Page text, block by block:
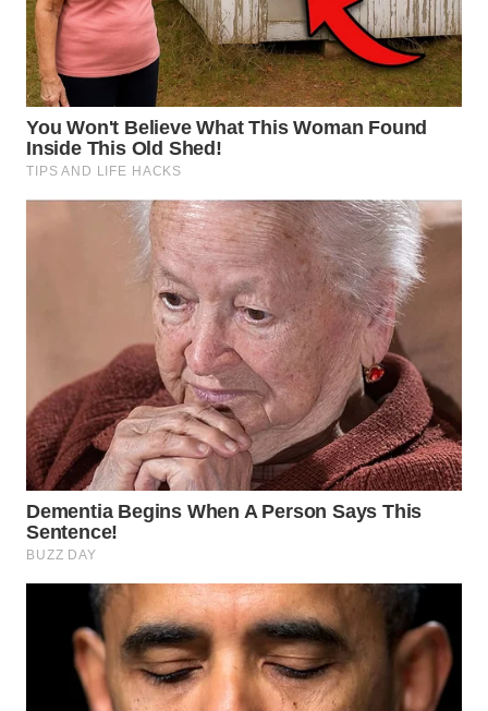
WN DELI
SERDANG
WN
TEBING
TINGGI
WN
BEKASI
WN
BOGOR
WN
WN
TAPANULI
UTARA